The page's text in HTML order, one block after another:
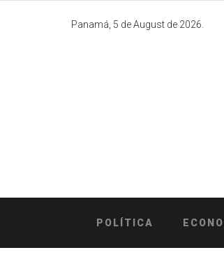
Panamá, 5 de August de 2026.
POLÍTICA